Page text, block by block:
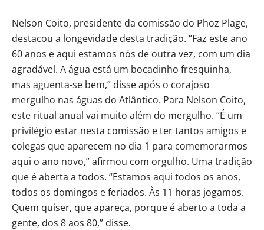
Nelson Coito, presidente da comissão do Phoz Plage,
destacou a longevidade desta tradição. “Faz este ano
60 anos e aqui estamos nós de outra vez, com um dia
agradável. A água está um bocadinho fresquinha,
mas aguenta-se bem,” disse após o corajoso
mergulho nas águas do Atlântico. Para Nelson Coito,
este ritual anual vai muito além do mergulho. “É um
privilégio estar nesta comissão e ter tantos amigos e
colegas que aparecem no dia 1 para comemorarmos
aqui o ano novo,” afirmou com orgulho. Uma tradição
que é aberta a todos. “Estamos aqui todos os anos,
todos os domingos e feriados. Às 11 horas jogamos.
Quem quiser, que apareça, porque é aberto a toda a
gente, dos 8 aos 80,” disse.